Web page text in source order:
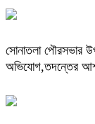
সোনাতলা পৌরসভার
অভিযোগ,তদন্তের